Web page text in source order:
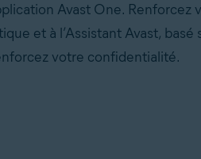
Avast One. Renforcez
et à l’Assistant Avast, basé
votre confidentialité.